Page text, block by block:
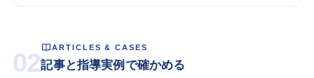
02
ARTICLES & CASES
記事と指導実例で確かめる